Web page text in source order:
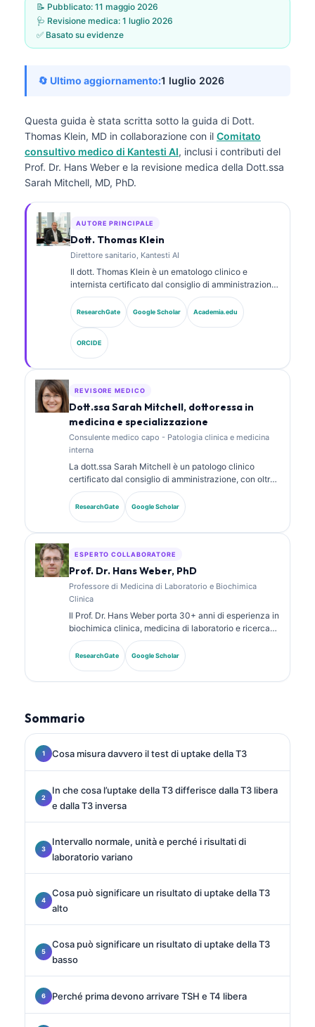
📝 Pubblicato: 11 maggio 2026
🩺 Revisione medica: 1 luglio 2026
✅ Basato su evidenze
🔄 Ultimo aggiornamento:1 luglio 2026
Questa guida è stata scritta sotto la guida di Dott.
Thomas Klein, MD in collaborazione con il Comitato
consultivo medico di Kantesti AI, inclusi i contributi del
Prof. Dr. Hans Weber e la revisione medica della Dott.ssa
Sarah Mitchell, MD, PhD.
AUTORE PRINCIPALE
Dott. Thomas Klein
Direttore sanitario, Kantesti AI
Il dott. Thomas Klein è un ematologo clinico e
internista certificato dal consiglio di amministrazione,
con oltre 15 anni di esperienza in medicina di
laboratorio e analisi clinica assistita da AI. In qualità
di Chief Medical Officer presso Kantesti AI, fornisce
supervisione clinica sull’accuratezza medica della
rete neurale proprietaria. Il dott. Klein ha pubblicato
ampiamente su interpretazione dei biomarcatori e
diagnostica di laboratorio su argomenti di medicina di
ResearchGate Google Scholar Academia.edu
ORCIDE
REVISORE MEDICO
Dott.ssa Sarah Mitchell, dottoressa in
medicina e specializzazione
Consulente medico capo - Patologia clinica e medicina
interna
La dott.ssa Sarah Mitchell è un patologo clinico
certificato dal consiglio di amministrazione, con oltre
18 anni di esperienza in medicina di laboratorio e
analisi diagnostica. Possiede certificazioni di
specializzazione in chimica clinica e ha pubblicato
ResearchGate Google Scholar
ESPERTO COLLABORATORE
Prof. Dr. Hans Weber, PhD
Professore di Medicina di Laboratorio e Biochimica
Clinica
Il Prof. Dr. Hans Weber porta 30+ anni di esperienza in
biochimica clinica, medicina di laboratorio e ricerca
sui biomarcatori. Ex Presidente della Società Tedesca
di Chimica Clinica, si specializza nell’analisi dei
pannelli diagnostici, nella standardizzazione dei
ResearchGate Google Scholar
Sommario
Cosa misura davvero il test di uptake della T3
In che cosa l’uptake della T3 differisce dalla T3 libera
e dalla T3 inversa
Intervallo normale, unità e perché i risultati di
laboratorio variano
Cosa può significare un risultato di uptake della T3
alto
Cosa può significare un risultato di uptake della T3
basso
Perché prima devono arrivare TSH e T4 libera